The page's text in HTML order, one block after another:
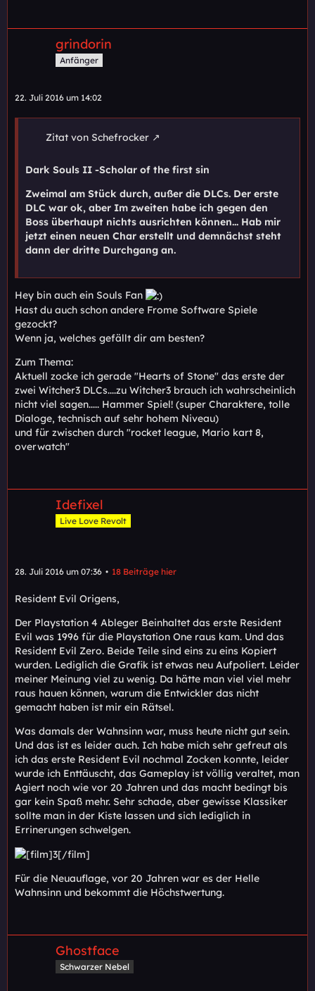
grindorin
Anfänger
22. Juli 2016 um 14:02
Zitat von Schefrocker
Dark Souls II -Scholar of the first sin
Zweimal am Stück durch, außer die DLCs. Der erste
DLC war ok, aber Im zweiten habe ich gegen den
Boss überhaupt nichts ausrichten können... Hab mir
jetzt einen neuen Char erstellt und demnächst steht
dann der dritte Durchgang an.
Hey bin auch ein Souls Fan
Hast du auch schon andere Frome Software Spiele
gezockt?
Wenn ja, welches gefällt dir am besten?
Zum Thema:
Aktuell zocke ich gerade "Hearts of Stone" das erste der
zwei Witcher3 DLCs....zu Witcher3 brauch ich wahrscheinlich
nicht viel sagen..... Hammer Spiel! (super Charaktere, tolle
Dialoge, technisch auf sehr hohem Niveau)
und für zwischen durch "rocket league, Mario kart 8,
overwatch"
Idefixel
Live Love Revolt
28. Juli 2016 um 07:36 18 Beiträge hier
Resident Evil Origens,
Der Playstation 4 Ableger Beinhaltet das erste Resident
Evil was 1996 für die Playstation One raus kam. Und das
Resident Evil Zero. Beide Teile sind eins zu eins Kopiert
wurden. Lediglich die Grafik ist etwas neu Aufpoliert. Leider
meiner Meinung viel zu wenig. Da hätte man viel viel mehr
raus hauen können, warum die Entwickler das nicht
gemacht haben ist mir ein Rätsel.
Was damals der Wahnsinn war, muss heute nicht gut sein.
Und das ist es leider auch. Ich habe mich sehr gefreut als
ich das erste Resident Evil nochmal Zocken konnte, leider
wurde ich Enttäuscht, das Gameplay ist völlig veraltet, man
Agiert noch wie vor 20 Jahren und das macht bedingt bis
gar kein Spaß mehr. Sehr schade, aber gewisse Klassiker
sollte man in der Kiste lassen und sich lediglich in
Errinerungen schwelgen.
Für die Neuauflage, vor 20 Jahren war es der Helle
Wahnsinn und bekommt die Höchstwertung.
Ghostface
Schwarzer Nebel